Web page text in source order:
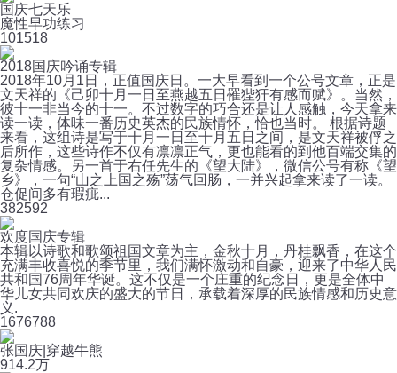
国庆七天乐
魔性早功练习
101518
2018国庆吟诵专辑
2018年10月1日，正值国庆日。一大早看到一个公号文章，正是
文天祥的《己卯十月一日至燕越五日罹狴犴有感而赋》。当然，
彼十一非当今的十一。不过数字的巧合还是让人感触，今天拿来
读一读，体味一番历史英杰的民族情怀，恰也当时。 根据诗题
来看，这组诗是写于十月一日至十月五日之间，是文天祥被俘之
后所作，这些诗作不仅有凛凛正气，更也能看的到他百端交集的
复杂情感。另一首于右任先生的《望大陆》，微信公号有称《望
乡》，一句“山之上国之殇”荡气回肠，一并兴起拿来读了一读。
仓促间多有瑕疵...
382592
欢度国庆专辑
本辑以诗歌和歌颂祖国文章为主，金秋十月，丹桂飘香，在这个
充满丰收喜悦的季节里，我们满怀激动和自豪，迎来了中华人民
共和国76周年华诞。这不仅是一个庄重的纪念日，更是全体中
华儿女共同欢庆的盛大的节日，承载着深厚的民族情感和历史意
义.
1676788
张国庆|穿越牛熊
914.2万